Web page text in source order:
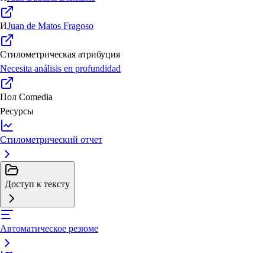
ИJuan de Matos Fragoso
Стилометрическая атрибуция
Necesita análisis en profundidad
Пол Comedia
Ресурсы
Стилометрический отчет
Доступ к тексту
Автоматическое резюме